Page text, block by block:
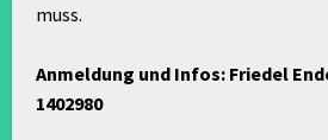
muss.
Anmeldung und Infos: Friedel
1402980